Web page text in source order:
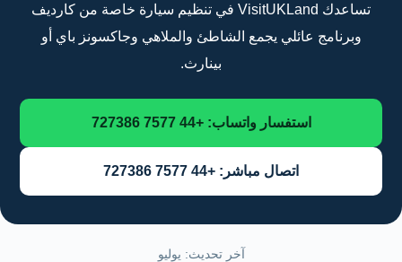
تساعدك VisitUKLand في تنظيم سيارة خاصة من كارديف
وبرنامج عائلي يجمع الشاطئ والملاهي وجاكسونز باي أو
بينارث.
استفسار واتساب: +44 7577 727386
اتصال مباشر: +44 7577 727386
آخر تحديث: يوليو